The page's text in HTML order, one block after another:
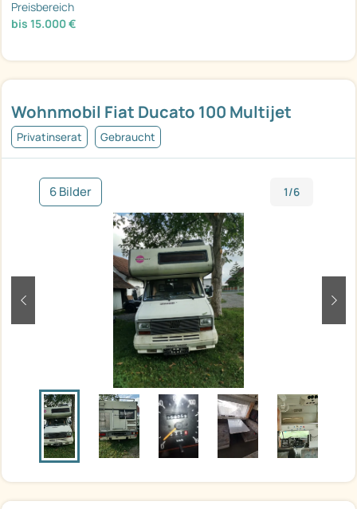
Wohnmobil Fiat Ducato 100 Multijet
Privatinserat Gebraucht
6 Bilder 1/6
zurück
Preisbereich
bis 15.000 €